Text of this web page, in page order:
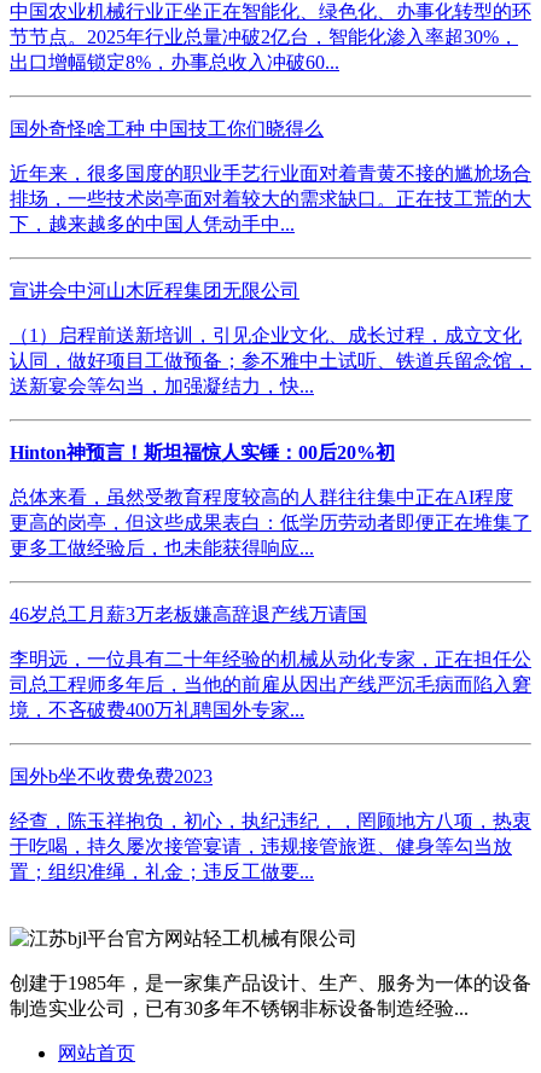
中国农业机械行业正坐正在智能化、绿色化、办事化转型的环
节节点。2025年行业总量冲破2亿台，智能化渗入率超30%，
出口增幅锁定8%，办事总收入冲破60...
国外奇怪啥工种 中国技工你们晓得么
近年来，很多国度的职业手艺行业面对着青黄不接的尴尬场合
排场，一些技术岗亭面对着较大的需求缺口。正在技工荒的大
下，越来越多的中国人凭动手中...
宣讲会中河山木匠程集团无限公司
（1）启程前送新培训，引见企业文化、成长过程，成立文化
认同，做好项目工做预备；参不雅中土试听、铁道兵留念馆，
送新宴会等勾当，加强凝结力，快...
Hinton神预言！斯坦福惊人实锤：00后20%初
总体来看，虽然受教育程度较高的人群往往集中正在AI程度
更高的岗亭，但这些成果表白：低学历劳动者即便正在堆集了
更多工做经验后，也未能获得响应...
46岁总工月薪3万老板嫌高辞退产线万请国
李明远，一位具有二十年经验的机械从动化专家，正在担任公
司总工程师多年后，当他的前雇从因出产线严沉毛病而陷入窘
境，不吝破费400万礼聘国外专家...
国外b坐不收费免费2023
经查，陈玉祥抱负，初心，执纪违纪，，罔顾地方八项，热衷
于吃喝，持久屡次接管宴请，违规接管旅逛、健身等勾当放
置；组织准绳，礼金；违反工做要...
创建于1985年，是一家集产品设计、生产、服务为一体的设备
制造实业公司，已有30多年不锈钢非标设备制造经验...
网站首页